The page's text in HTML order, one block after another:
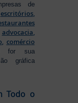
de
escritórios,
advocacia,
, comércio
for sua
gráfica
Todo o